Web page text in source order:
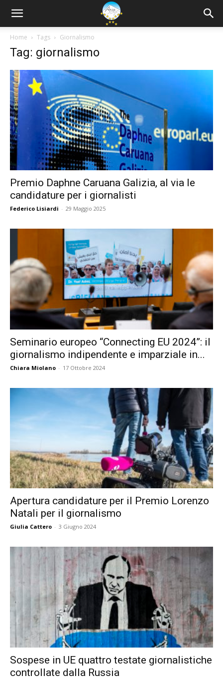
Home Tags Giornalismo
Tag: giornalismo
Premio Daphne Caruana Galizia, al via le
candidature per i giornalisti
Federico Lisiardi - 29 Maggio 2025
Seminario europeo “Connecting EU 2024”: il
giornalismo indipendente e imparziale in...
Chiara Miolano - 17 Ottobre 2024
Apertura candidature per il Premio Lorenzo
Natali per il giornalismo
Giulia Cattero - 3 Giugno 2024
Sospese in UE quattro testate giornalistiche
controllate dalla Russia